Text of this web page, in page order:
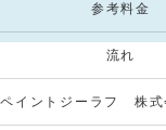
参考料金
流れ